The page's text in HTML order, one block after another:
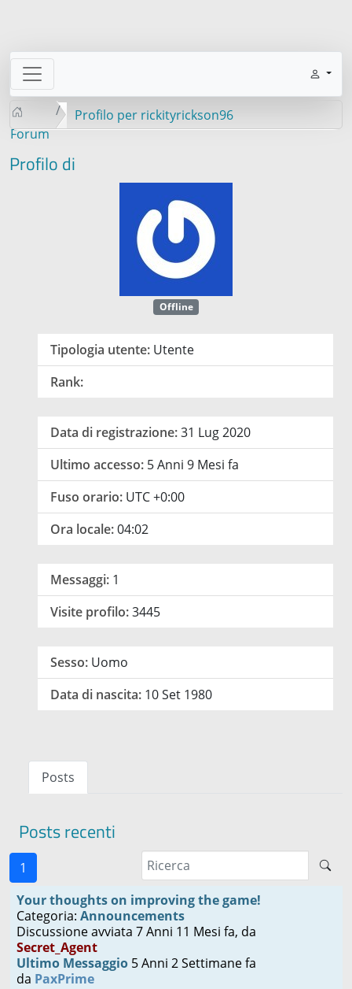
Forum
Profilo per rickityrickson96
Profilo di
Offline
Tipologia utente: Utente
Rank:
Data di registrazione:31 Lug 2020
Ultimo accesso: 5 Anni 9 Mesi fa
Fuso orario: UTC +0:00
Ora locale:04:02
Messaggi: 1
Visite profilo:3445
Sesso: Uomo
Data di nascita: 10 Set 1980
Posts
Posts recenti
1
Your thoughts on improving the game!
Categoria: Announcements
Discussione avviata 7 Anni 11 Mesi fa, da
Secret_Agent
Ultimo Messaggio 5 Anni 2 Settimane fa
da PaxPrime